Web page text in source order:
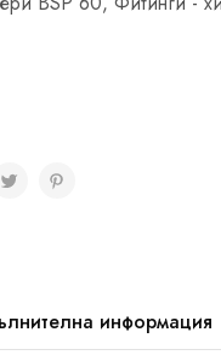
информация